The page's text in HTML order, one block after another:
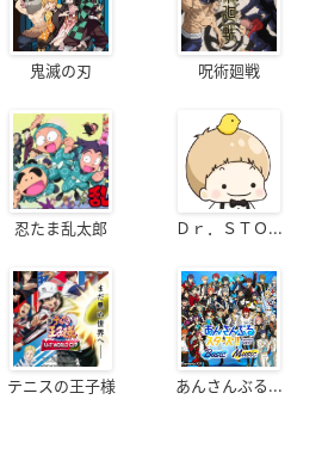
鬼滅の刃 呪術廻戦
忍たま乱太郎 Ｄｒ．ＳＴＯ...
テニスの王子様 あんさんぶる...